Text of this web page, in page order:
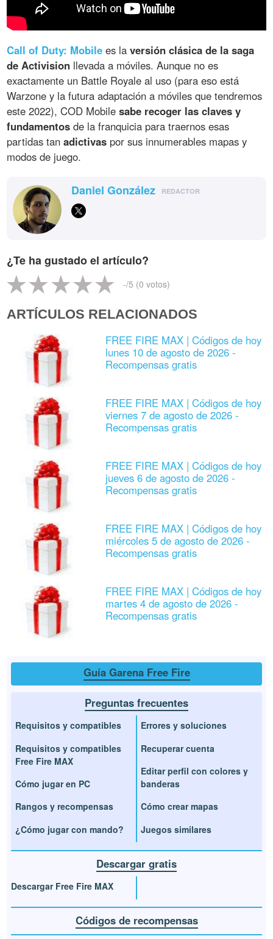
Call of Duty: Mobile es laversión clásica de la saga
de Activision llevada a móviles. Aunque no es
exactamente un Battle Royale al uso (para eso está
Warzone y la futura adaptación a móviles que tendremos
este 2022), COD Mobilesabe recoger las claves y
fundamentos de la franquicia para traernos esas
partidas tanadictivas por sus innumerables mapas y
modos de juego.
Daniel González REDACTOR
¿Te ha gustado el artículo?
-/5 (0 votos)
ARTÍCULOS RELACIONADOS
FREE FIRE MAX | Códigos de hoy
lunes 10 de agosto de 2026 -
Recompensas gratis
FREE FIRE MAX | Códigos de hoy
viernes 7 de agosto de 2026 -
Recompensas gratis
FREE FIRE MAX | Códigos de hoy
jueves 6 de agosto de 2026 -
Recompensas gratis
FREE FIRE MAX | Códigos de hoy
miércoles 5 de agosto de 2026 -
Recompensas gratis
FREE FIRE MAX | Códigos de hoy
martes 4 de agosto de 2026 -
Recompensas gratis
Guía Garena Free Fire
Preguntas frecuentes
Requisitos y compatibles
Requisitos y compatibles
Free Fire MAX
Cómo jugar en PC
Rangos y recompensas
¿Cómo jugar con mando?
Errores y soluciones
Recuperar cuenta
Editar perfil con colores y
banderas
Cómo crear mapas
Juegos similares
Descargar gratis
Descargar Free Fire MAX
Códigos de recompensas